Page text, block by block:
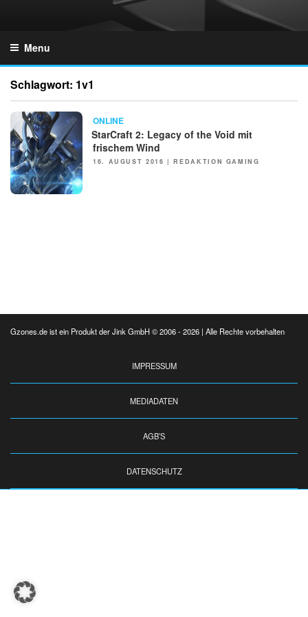
Menu
Schlagwort: 1v1
NEWS ONLINE
StarCraft 2: Legacy of the Void mit
frischem Wind
POSTED
16. AUGUST 2016 |REDAKTION GAMING
Gzones.de ist ein Produkt der Jink GmbH © 2006 - 2026 | Alle Rechte vorbehalten
IMPRESSUM
MEDIADATEN
AGB’S
DATENSCHUTZ